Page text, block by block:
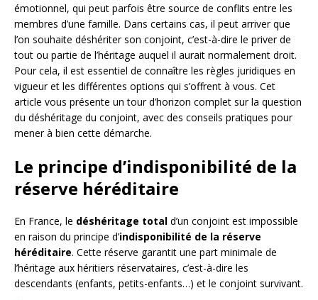
émotionnel, qui peut parfois être source de conflits entre les
membres d’une famille. Dans certains cas, il peut arriver que
l’on souhaite déshériter son conjoint, c’est-à-dire le priver de
tout ou partie de l’héritage auquel il aurait normalement droit.
Pour cela, il est essentiel de connaître les règles juridiques en
vigueur et les différentes options qui s’offrent à vous. Cet
article vous présente un tour d’horizon complet sur la question
du déshéritage du conjoint, avec des conseils pratiques pour
mener à bien cette démarche.
Le principe d’indisponibilité de la
réserve héréditaire
En France, le déshéritage total d’un conjoint est impossible
en raison du principe d’indisponibilité de la réserve
héréditaire. Cette réserve garantit une part minimale de
l’héritage aux héritiers réservataires, c’est-à-dire les
descendants (enfants, petits-enfants…) et le conjoint survivant.